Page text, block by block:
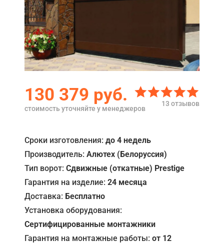
Окна, порталы, двери
МЕНЮ
Главная
Примеры работ
Сервис
Кредит
Где купить
Отзывы
Контакты
130 379 руб.
стоимость уточняйте у менеджеров
Сроки изготовления: до 4 недель
Производитель: Алютех (Белоруссия)
Тип ворот: Сдвижные (откатные) Prestige
Гарантия на изделие: 24 месяца
Доставка: Бесплатно
Установка оборудования:
Сертифицированные монтажники
Гарантия на монтажные работы: от 12
13 отзывов